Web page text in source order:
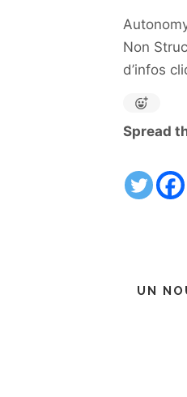
Non
d’infos
Spread
UN